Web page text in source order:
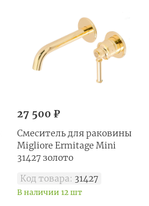
27 500 ₽
Смеситель для раковины
Migliore Ermitage Mini
31427 золото
Код товара: 31427
В наличии 12 шт